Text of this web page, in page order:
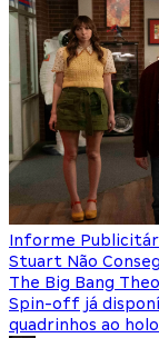
Informe
Stuart Não
The Big Bang
Spin-off já
quadrinhos ao